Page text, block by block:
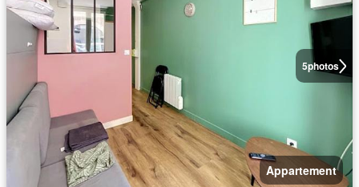
5photos
Appartement